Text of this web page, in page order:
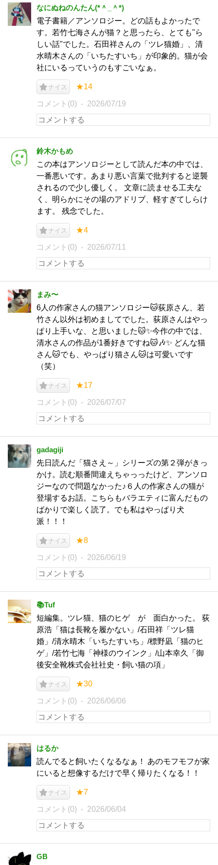
なにぬねのんたん(*＾_＾*)
電子書籍／アンソロジー。どの話もよかったで
す。若竹七海さんが猫？と思ったら、とても"ら
しい話"でした。石田祥さんの「ツレ猫婚」、清
水晴木さんの「いちたすいち」が印象的。猫が会
社にいるっていうのもすごいなぁ。
ナイス ★14
コメント(0) 2026/07/19
鈴木かもめ
この本はアンソロジーとして読んだ本の中では、
一番悪いです。あまり悪い言葉で批判すると逆襲
されるので少し優しく。 文章に読ませる工夫な
く、明らかにその場のアドリブ、軽すぎてしらけ
ます。 残念でした。
ナイス ★4
コメント(0) 2026/07/11
まみ〜
6人の作家さんの猫アンソロジー🐱荻原さん、若
竹さん以外は初めましてでした。荻原さんはやっ
ぱり上手いな、と思いました🐱✨今作の中では、
清水さんの作品が1番好きですね🐱🎶✨ どんな猫
さん🐱でも、やっぱり猫さん🐱は可愛いです
（笑）
ナイス ★17
コメント(0) 2026/07/07
gadagiji
先日読んだ「猫さえ～」シリーズの第２弾がきっ
かけ。読む順番間違えちゃっったけど、アンソロ
ジーなので問題なかった♪６人の作家さんの猫が
登場するお話。こちらもバラエティに富んだもの
ばかりで楽しく読了。でも私はやっぱり犬
派！！！
ナイス ★8
コメント(0) 2026/06/19
📚Tuf
短編集。ツレ猫、猫のヒゲ が 面白かった。 荻
原浩「猫は長靴を履かない」/石田祥「ツレ猫
婚」/清水晴木「いちたすいち」/標野凪「猫のヒ
ゲ」/若竹七海「神様のウインク」/山本幸久「御
後安全靴株式会社社史・飼い猫の項」
ナイス ★30
コメント(0) 2026/06/06
はるか
読んでると飼いたくなるなぁ！ あのモフモフが家
にいると想像するだけで早く帰りたくなる！！
ナイス ★7
コメント(0) 2026/06/04
GB